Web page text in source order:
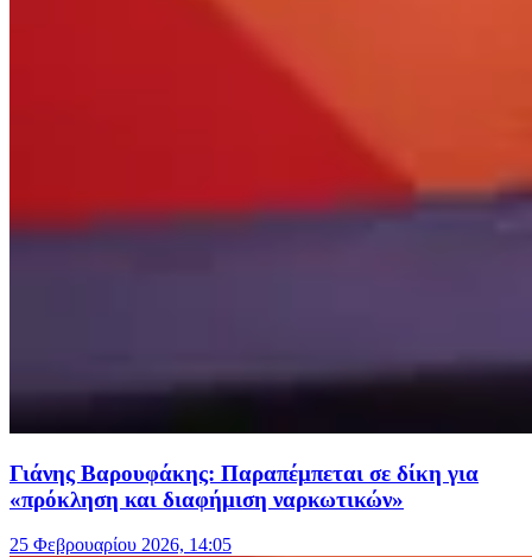
Γιάνης Βαρουφάκης: Παραπέμπεται σε δίκη για
«πρόκληση και διαφήμιση ναρκωτικών»
25 Φεβρουαρίου 2026, 14:05